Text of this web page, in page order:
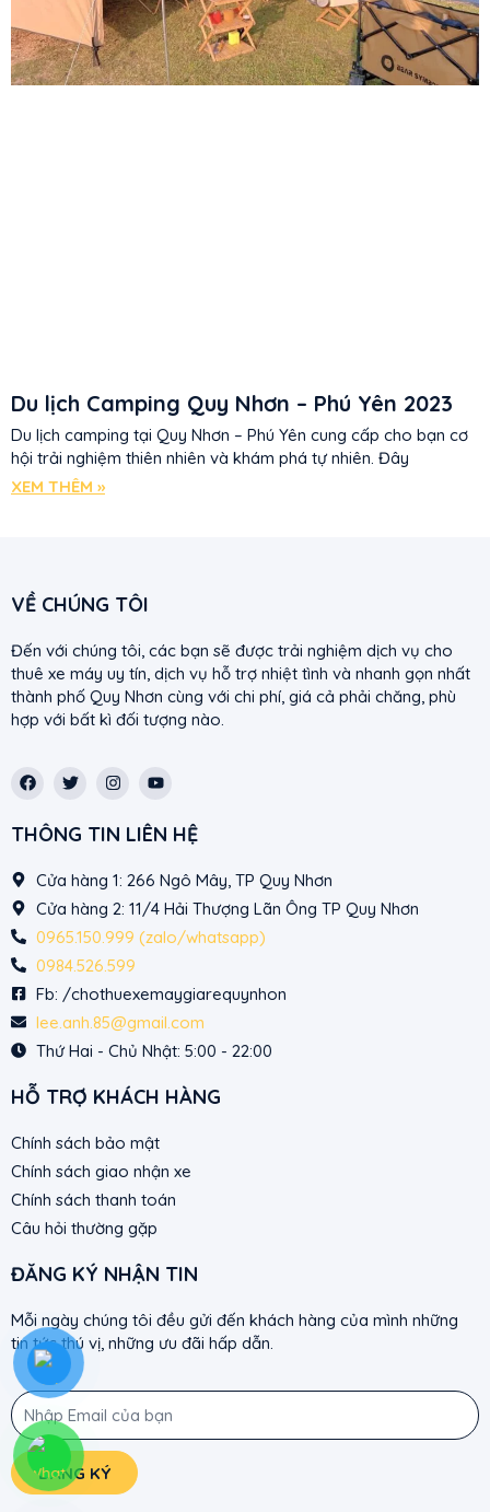
Du lịch Camping Quy Nhơn – Phú Yên 2023
Du lịch camping tại Quy Nhơn – Phú Yên cung cấp cho bạn cơ
hội trải nghiệm thiên nhiên và khám phá tự nhiên. Đây
XEM THÊM »
VỀ CHÚNG TÔI
Đến với chúng tôi, các bạn sẽ được trải nghiệm dịch vụ cho
thuê xe máy uy tín, dịch vụ hỗ trợ nhiệt tình và nhanh gọn nhất
thành phố Quy Nhơn cùng với chi phí, giá cả phải chăng, phù
hợp với bất kì đối tượng nào.
F
a
e
b
T
w
t
t
r
I
n
t
a
r
a
m
Y
o
t
u
e
THÔNG TIN LIÊN HỆ
Cửa hàng 1: 266 Ngô Mây, TP Quy Nhơn
Cửa hàng 2: 11/4 Hải Thượng Lãn Ông TP Quy Nhơn
0965.150.999 (zalo/whatsapp)
0984.526.599
Fb: /chothuexemaygiarequynhon
lee.anh.85@gmail.com
Thứ Hai - Chủ Nhật: 5:00 - 22:00
HỖ TRỢ KHÁCH HÀNG
Chính sách bảo mật
Chính sách giao nhận xe
Chính sách thanh toán
Câu hỏi thường gặp
ĐĂNG KÝ NHẬN TIN
Mỗi ngày chúng tôi đều gửi đến khách hàng của mình những
tin tức thú vị, những ưu đãi hấp dẫn.
Email
ĐĂNG KÝ